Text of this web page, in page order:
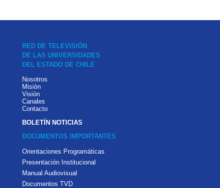
RED DE TELEVISIÓN
DE LAS UNIVERSIDADES
DEL ESTADO DE CHILE
Nosotros
Misión
Visión
Canales
Contacto
BOLETÍN NOTICIAS
DOCUMENTOS IMPORTANTES
Orientaciones Programáticas
Presentación Institucional
Manual Audiovisual
Documentos TVD